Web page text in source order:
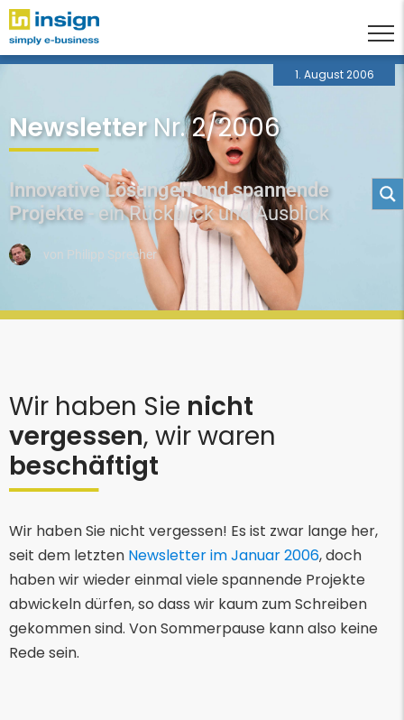
1. August 2006
Newsletter Nr. 2/2006
Innovative Lösungen und spannende
Projekte- ein Rückblick und Ausblick
von Philipp Sprecher
Wir haben Sie nicht
vergessen, wir waren
beschäftigt
Wir haben Sie nicht vergessen! Es ist zwar lange her,
seit dem letzten Newsletter im Januar 2006, doch
haben wir wieder einmal viele spannende Projekte
abwickeln dürfen, so dass wir kaum zum Schreiben
gekommen sind. Von Sommerpause kann also keine
Rede sein.